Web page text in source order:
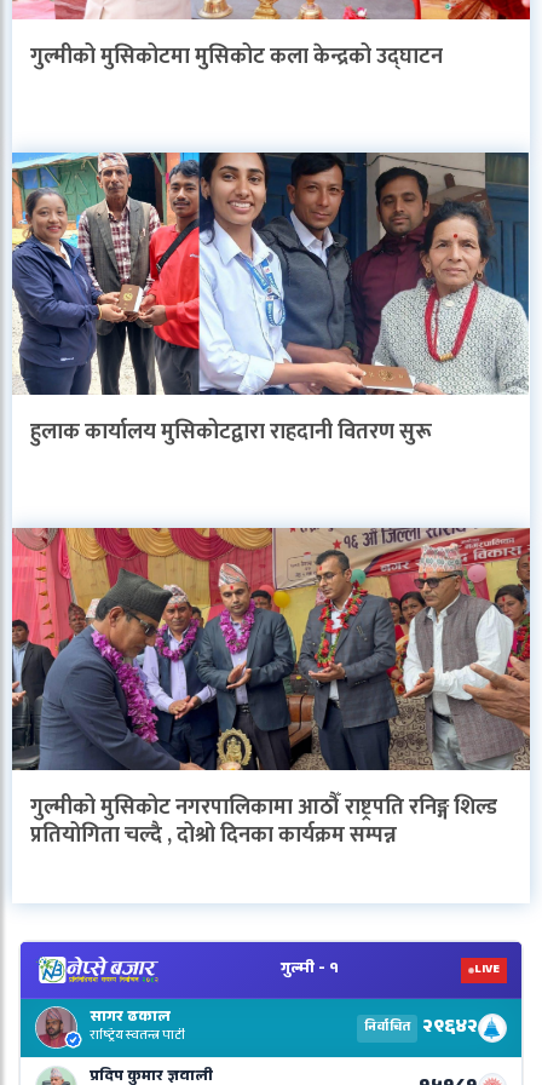
गुल्मीको मुसिकोटमा मुसिकोट कला केन्द्रको उद्घाटन
हुलाक कार्यालय मुसिकोटद्वारा राहदानी वितरण सुरू
गुल्मीको मुसिकोट नगरपालिकामा आठौँ राष्ट्रपति रनिङ्ग शिल्ड
प्रतियोगिता चल्दै , दोश्रो दिनका कार्यक्रम सम्पन्न